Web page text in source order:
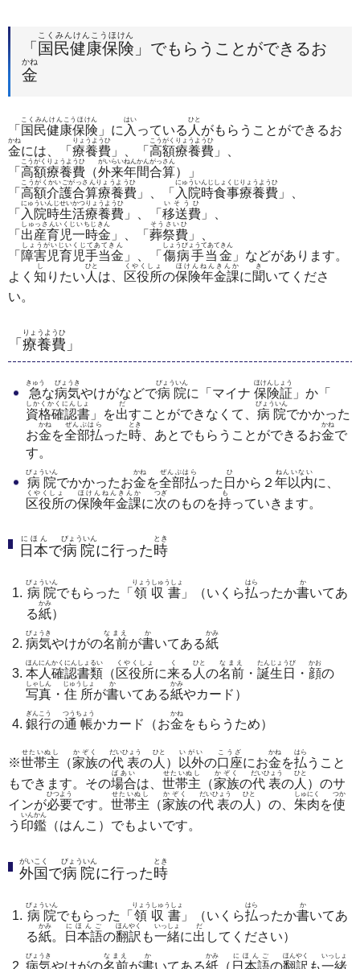
「 国民健康保険
こくみんけんこうほけん
」でもらうことができるお
金
かね
「 国民健康保険
こくみんけんこうほけん
」に 入
はい
っている 人
ひと
がもらうことができるお
金
かね
には、「 療養費
りょうようひ
」、「 高額療養費
こうがくりょうようひ
」、
「 高額療養費
こうがくりょうようひ
（外来年間合算
がいらいねんかんがっさん
）」
「 高額介護合算療養費
こうがくかいごがっさんりょうようひ
」、「 入院時食事療養費
にゅういんじしょくじりょうようひ
」、
「 入院時生活療養費
にゅういんじせいかつりょうようひ
」、「 移送費
いそうひ
」、
「 出産育児一時金
しゅっさんいくじいちじきん
」、「 葬祭費
そうさいひ
」、
「 障害児育児手当金
しょうがいじいくじてあてきん
」、「 傷病手当金
しょうびょうてあてきん
」などがあります。
よく 知
し
りたい 人
ひと
は、 区役所
くやくしょ
の保険年金課
ほけんねんきんか
に聞
き
いてくださ
い。
「 療養費
りょうようひ
」
急
きゅう
な病気
びょうき
やけがなどで病院
びょういん
に「マイナ 保険証
ほけんしょう
」か「
資格確認書
しかくかくにんしょ
」を出
だ
すことができなくて、 病院
びょういん
でかかった
お金
かね
を全部払
ぜんぶはら
った時
とき
、あとでもらうことができるお金
かね
で
す。
病院
びょういん
でかかったお金
かね
を全部払
ぜんぶはら
った 日
ひ
から２ 年以内
ねんいない
に、
区役所
くやくしょ
の保険年金課
ほけんねんきんか
に次
つぎ
のものを持
も
っていきます。
日本
にほん
で病院
びょういん
に行った時
とき
病院
びょういん
でもらった「 領収書
りょうしゅうしょ
」（いくら払
はら
ったか書
か
いてあ
る紙
かみ
）
病気
びょうき
やけがの名前
なまえ
が書
か
いてある紙
かみ
本人確認書類
ほんにんかくにんしょるい
（ 区役所
くやくしょ
に来
く
る 人
ひと
の名前
なまえ
・ 誕生日
たんじょうび
・ 顔
かお
の
写真
しゃしん
・ 住所
じゅうしょ
が書
か
いてある紙
かみ
やカード）
銀行
ぎんこう
の通帳
つうちょう
かカード（お金
かね
をもらうため）
※世帯主
せたいぬし
（家族
かぞく
の代表
だいひょう
の人
ひと
） 以外
いがい
の口座
こうざ
にお金
かね
を払
はら
うこと
もできます。その場合
ばあい
は、 世帯主
せたいぬし
（家族
かぞく
の代表
だいひょう
の人
ひと
）のサ
インが必要
ひつよう
です。 世帯主
せたいぬし
（家族
かぞく
の代表
だいひょう
の人
ひと
）の、 朱肉
しゅにく
を使
つか
う 印鑑
いんかん
（はんこ）でもよいです。
外国
がいこく
で病院
びょういん
に行った時
とき
病院
びょういん
でもらった「 領収書
りょうしゅうしょ
」（いくら払
はら
ったか書
か
いてあ
る紙
かみ
。 日本語
にほんご
の翻訳
ほんやく
も一緒
いっしょ
に出
だ
してください）
病気
びょうき
やけがの名前
なまえ
が書
か
いてある紙
かみ
（ 日本語
にほんご
の翻訳
ほんやく
も一緒
いっしょ